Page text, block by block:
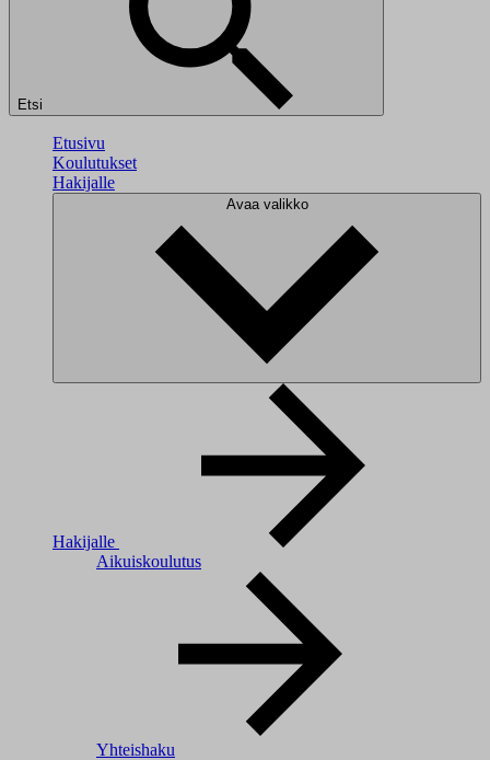
Etsi
Etusivu
Koulutukset
Hakijalle
Avaa valikko
Hakijalle
Aikuiskoulutus
Yhteishaku